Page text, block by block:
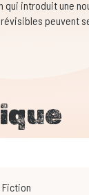
qui introduit une
peuvent
Fiction